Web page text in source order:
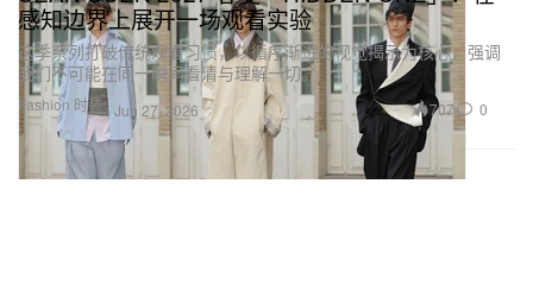
Fashion 时装
感知边界上展开一场观看实验
这季系列打破传统观看习惯，以循序渐进的视觉揭示为核心，强调
我们不可能在同一瞬间看清与理解一切。
Jun 27, 2026 707 0